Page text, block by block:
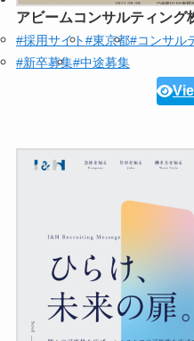
アビームコンサルティング
#採用サイト#東京都#コンサル
#新卒募集#中途募集